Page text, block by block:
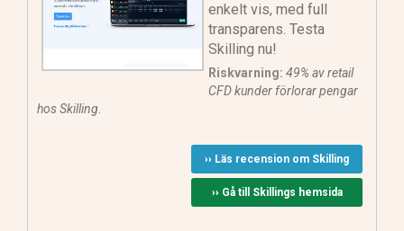
enkelt vis, med full
transparens. Testa
Skilling nu!
Riskvarning: 49% av retail
CFD kunder förlorar pengar
hos Skilling.
›› Läs recension om Skilling
›› Gå till Skillings hemsida